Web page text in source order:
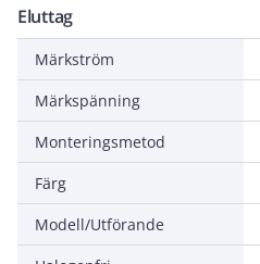
Eluttag
Märkström
Märkspänning
Monteringsmetod
Färg
Modell/Utförande